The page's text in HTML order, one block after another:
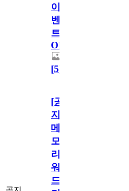
이
벤
트
OPEN!
[5]
[공
지]
메
모
리
워
드